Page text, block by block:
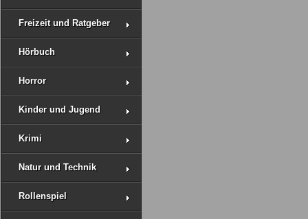
Freizeit und Ratgeber
Hörbuch
Horror
Kinder und Jugend
Krimi
Natur und Technik
Rollenspiel